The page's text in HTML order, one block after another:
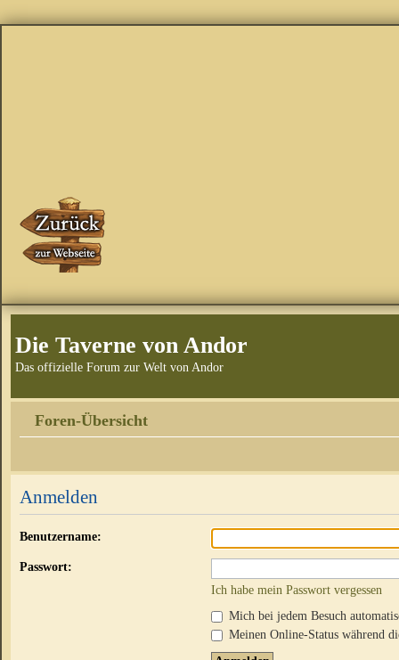
Die Taverne von Andor
Das offizielle Forum zur Welt von Andor
Foren-Übersicht
Anmelden
Benutzername:
Passwort:
Ich habe mein Passwort vergessen
Mich bei jedem Besuch
Meinen Online-Status während